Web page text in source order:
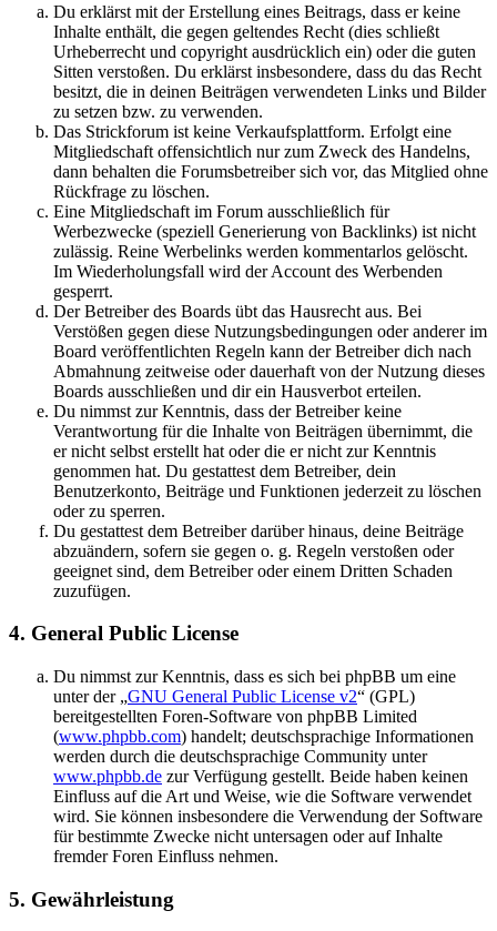
Du erklärst mit der Erstellung eines Beitrags, dass er keine
Inhalte enthält, die gegen geltendes Recht (dies schließt
Urheberrecht und copyright ausdrücklich ein) oder die guten
Sitten verstoßen. Du erklärst insbesondere, dass du das Recht
besitzt, die in deinen Beiträgen verwendeten Links und Bilder
zu setzen bzw. zu verwenden.
Das Strickforum ist keine Verkaufsplattform. Erfolgt eine
Mitgliedschaft offensichtlich nur zum Zweck des Handelns,
dann behalten die Forumsbetreiber sich vor, das Mitglied ohne
Rückfrage zu löschen.
Eine Mitgliedschaft im Forum ausschließlich für
Werbezwecke (speziell Generierung von Backlinks) ist nicht
zulässig. Reine Werbelinks werden kommentarlos gelöscht.
Im Wiederholungsfall wird der Account des Werbenden
gesperrt.
Der Betreiber des Boards übt das Hausrecht aus. Bei
Verstößen gegen diese Nutzungsbedingungen oder anderer im
Board veröffentlichten Regeln kann der Betreiber dich nach
Abmahnung zeitweise oder dauerhaft von der Nutzung dieses
Boards ausschließen und dir ein Hausverbot erteilen.
Du nimmst zur Kenntnis, dass der Betreiber keine
Verantwortung für die Inhalte von Beiträgen übernimmt, die
er nicht selbst erstellt hat oder die er nicht zur Kenntnis
genommen hat. Du gestattest dem Betreiber, dein
Benutzerkonto, Beiträge und Funktionen jederzeit zu löschen
oder zu sperren.
Du gestattest dem Betreiber darüber hinaus, deine Beiträge
abzuändern, sofern sie gegen o. g. Regeln verstoßen oder
geeignet sind, dem Betreiber oder einem Dritten Schaden
zuzufügen.
4. General Public License
Du nimmst zur Kenntnis, dass es sich bei phpBB um eine
unter der „GNU General Public License v2“ (GPL)
bereitgestellten Foren-Software von phpBB Limited
(www.phpbb.com) handelt; deutschsprachige Informationen
werden durch die deutschsprachige Community unter
www.phpbb.de zur Verfügung gestellt. Beide haben keinen
Einfluss auf die Art und Weise, wie die Software verwendet
wird. Sie können insbesondere die Verwendung der Software
für bestimmte Zwecke nicht untersagen oder auf Inhalte
fremder Foren Einfluss nehmen.
5. Gewährleistung